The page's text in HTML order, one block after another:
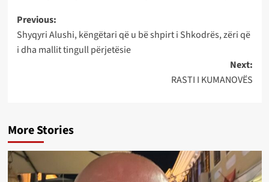
Post
navigation
Previous:
Shyqyri Alushi, këngëtari që u bë shpirt i Shkodrës, zëri që
i dha mallit tingull përjetësie
Next:
RASTI I KUMANOVËS
More Stories